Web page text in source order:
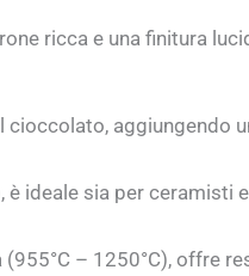
ricca e una finitura
aggiungendo
ideale sia per ceramisti
– 1250°C), offre